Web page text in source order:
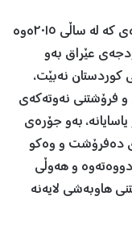
ئه‌مه‌ هۆكارێكی هه‌ره‌ سه‌ره‌كی بوو بۆ ئه‌وه‌ی كه‌ له‌ ساڵی ٢٠١٥ه‌وه‌
عێراق به‌و
كوردستان نه‌بێت،
و فرۆشتنی نه‌وته‌كه‌ی
به‌و جۆره‌ی
ده‌فرۆشت و وه‌كو
و هه‌وڵی
هاوبه‌شی لایه‌نه‌